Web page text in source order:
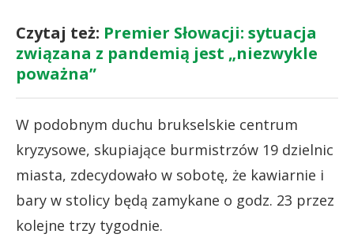
Czytaj też: Premier Słowacji: sytuacja
związana z pandemią jest „niezwykle
poważna”
W podobnym duchu brukselskie centrum
kryzysowe, skupiające burmistrzów 19 dzielnic
miasta, zdecydowało w sobotę, że kawiarnie i
bary w stolicy będą zamykane o godz. 23 przez
kolejne trzy tygodnie.